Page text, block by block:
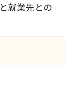
就業先との